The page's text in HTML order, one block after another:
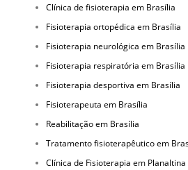
Clínica de fisioterapia em Brasília
Fisioterapia ortopédica em Brasília
Fisioterapia neurológica em Brasília
Fisioterapia respiratória em Brasília
Fisioterapia desportiva em Brasília
Fisioterapeuta em Brasília
Reabilitação em Brasília
Tratamento fisioterapêutico em
Clínica de Fisioterapia em